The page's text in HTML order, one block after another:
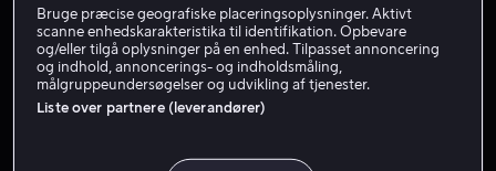
Fra 55 kr Fra 49 kr
Bruge præcise geografiske placeringsoplysninger. Aktivt
scanne enhedskarakteristika til identifikation. Opbevare
og/eller tilgå oplysninger på en enhed. Tilpasset annoncering
og indhold, annoncerings- og indholdsmåling,
målgruppeundersøgelser og udvikling af tjenester.
Liste over partnere (leverandører)